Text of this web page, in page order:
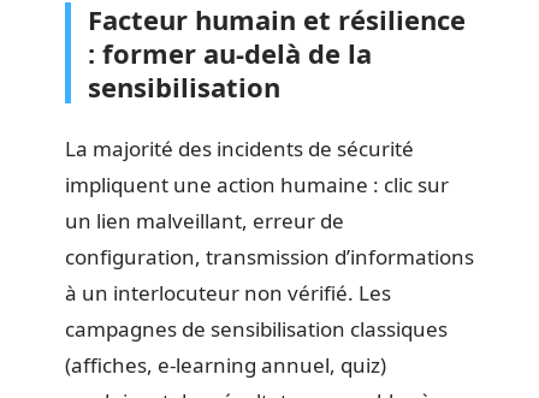
Facteur humain et résilience
: former au-delà de la
sensibilisation
La majorité des incidents de sécurité
impliquent une action humaine : clic sur
un lien malveillant, erreur de
configuration, transmission d’informations
à un interlocuteur non vérifié. Les
campagnes de sensibilisation classiques
(affiches, e-learning annuel, quiz)